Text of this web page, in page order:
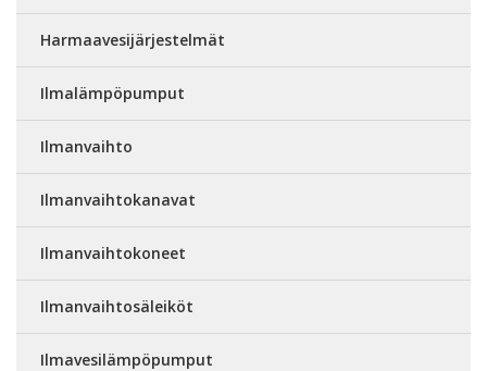
Harmaavesijärjestelmät
Ilmalämpöpumput
Ilmanvaihto
Ilmanvaihtokanavat
Ilmanvaihtokoneet
Ilmanvaihtosäleiköt
Ilmavesilämpöpumput